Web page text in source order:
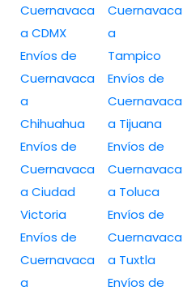
Cuernavaca
a CDMX
Envíos de
Cuernavaca
a
Chihuahua
Envíos de
Cuernavaca
a Ciudad
Victoria
Envíos de
Cuernavaca
a
Cuernavaca
a
Tampico
Envíos de
Cuernavaca
a Tijuana
Envíos de
Cuernavaca
a Toluca
Envíos de
Cuernavaca
a Tuxtla
Envíos de